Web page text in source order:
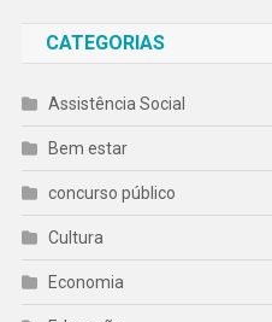
CATEGORIAS
Assistência Social
Bem estar
concurso público
Cultura
Economia